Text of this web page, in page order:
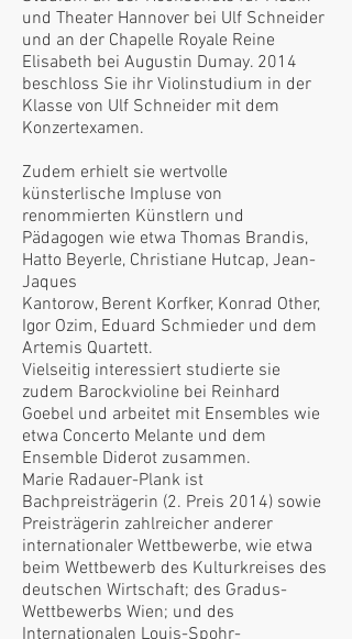
und Theater Hannover bei Ulf Schneider
und an der Chapelle Royale Reine
Elisabeth bei Augustin Dumay. 2014
beschloss Sie ihr Violinstudium in der
Klasse von Ulf Schneider mit dem
Konzertexamen.
Zudem erhielt sie wertvolle
künsterlische Impluse von
renommierten Künstlern und
Pädagogen wie etwa Thomas Brandis,
Hatto Beyerle, Christiane Hutcap, Jean-
Jaques
Kantorow, Berent Korfker, Konrad Other,
Igor Ozim, Eduard Schmieder und dem
Artemis Quartett.
Vielseitig interessiert studierte sie
zudem Barockvioline bei Reinhard
Goebel und arbeitet mit Ensembles wie
etwa Concerto Melante und dem
Ensemble Diderot zusammen.
Marie Radauer-Plank ist
Bachpreisträgerin (2. Preis 2014) sowie
Preisträgerin zahlreicher anderer
internationaler Wettbewerbe, wie etwa
beim Wettbewerb des Kulturkreises des
deutschen Wirtschaft; des Gradus-
Wettbewerbs Wien; und des
Internationalen Louis-Spohr-